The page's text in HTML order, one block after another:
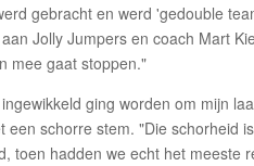
gebracht en werd 'gedouble
Jolly Jumpers en coach Mart
mee gaat stoppen."
ging worden om mijn
een schorre stem. "Die schorheid
toen hadden we echt het meeste